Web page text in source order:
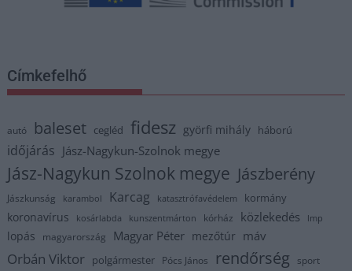
Címkefelhő
autó baleset cegléd fidesz györfi mihály háború
időjárás Jász-Nagykun-Szolnok megye
Jász-Nagykun Szolnok megye Jászberény
Jászkunság karambol Karcag katasztrófavédelem kormány
koronavírus kosárlabda kunszentmárton kórház közlekedés lmp
lopás magyarország Magyar Péter mezőtúr máv
Orbán Viktor polgármester Pócs János rendőrség sport